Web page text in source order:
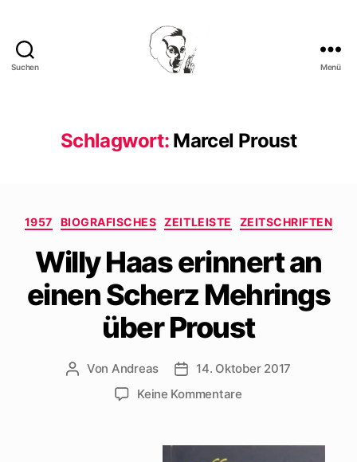
Suchen Menü
Schlagwort: Marcel Proust
Kategorien
1957 BIOGRAFISCHES ZEITLEISTE ZEITSCHRIFTEN
Willy Haas erinnert an
einen Scherz Mehrings
über Proust
Beitragsautor
Von Andreas Beitragsdatum
14. Oktober 2017
Keine Kommentarezu
erinnert